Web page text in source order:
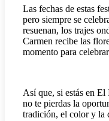
Las fechas de estas
pero siempre se
resuenan, los trajes
Carmen recibe las
momento para
Así que, si estás en El
no te pierdas la
tradición, el color y la